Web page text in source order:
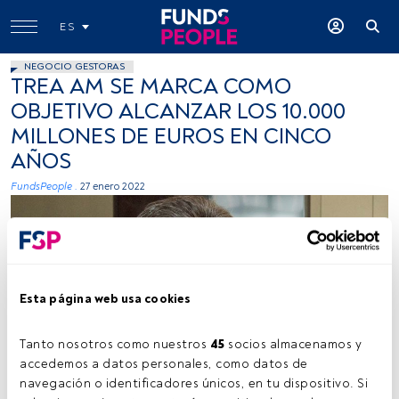
Esta página web usa cookies
Tanto nosotros como nuestros 45 socios almacenamos y
accedemos a datos personales, como datos de
navegación o identificadores únicos, en tu dispositivo. Si
ES
NEGOCIO GESTORAS
TREA AM SE MARCA COMO
OBJETIVO ALCANZAR LOS 10.000
MILLONES DE EUROS EN CINCO
AÑOS
FundsPeople . 27 enero 2022
Firma: Cedida (Trea AM)